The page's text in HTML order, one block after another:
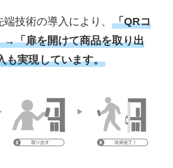
端技術の導入により、「QRコ
→「扉を開けて商品を取り出
も実現しています。